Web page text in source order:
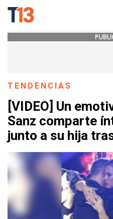
TENDENCIAS
[VIDEO] Un
Sanz comparte
junto a su hija